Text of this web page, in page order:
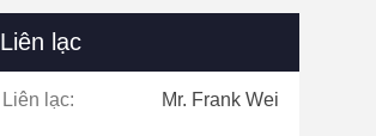
Cổng Tốc Độ
Liên lạc
Liên lạc: Mr. Frank Wei